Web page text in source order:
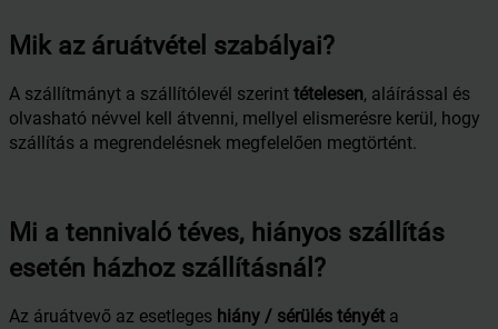
Mik az áruátvétel szabályai?
A szállítmányt a szállítólevél szerint tételesen, aláírással és
olvasható névvel kell átvenni, mellyel elismerésre kerül, hogy
szállítás a megrendelésnek megfelelően megtörtént.
Mi a tennivaló téves, hiányos szállítás
esetén házhoz szállításnál?
Az áruátvevő az esetleges hiány / sérülés tényét a